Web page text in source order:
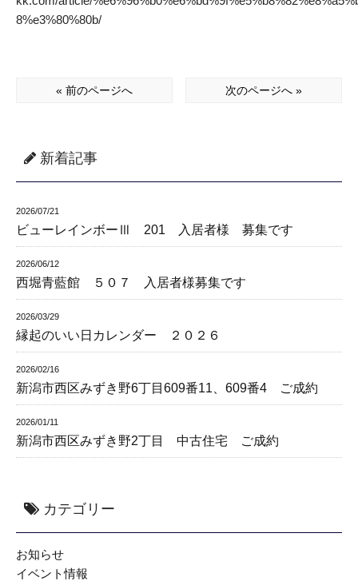
8%e3%80%80b/
« 前のページへ 次のページへ »
新着記事
2026/07/21
ビューレインボーⅢ 201 入居者様 募集です
2026/06/12
西堀青藍館 ５０７ 入居者様募集です
2026/03/29
縁起のいい日カレンダー ２０２６
2026/02/16
新潟市西区みずき野6丁目609番11、609番4 ご成約
2026/01/11
新潟市西区みずき野2丁目 中古住宅 ご成約
カテゴリー
お知らせ
イベント情報